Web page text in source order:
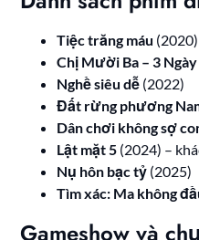
Tiệc trăng máu (2020)
Chị Mười Ba – 3
Nghề siêu dễ (2022)
Đất rừng phương
Dân chơi không sợ
Lật mặt 5 (2024) –
Nụ hôn bạc tỷ (2025)
Tìm xác: Ma không
Gameshow và